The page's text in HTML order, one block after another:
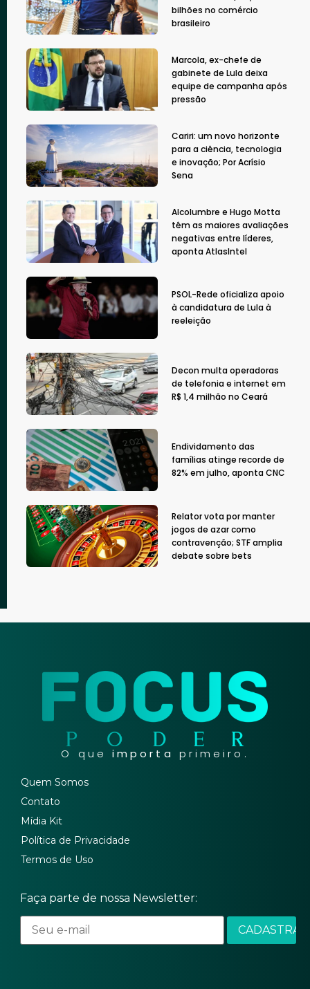
bilhões no comércio
brasileiro
Marcola, ex-chefe de
gabinete de Lula deixa
equipe de campanha após
pressão
Cariri: um novo horizonte
para a ciência, tecnologia
e inovação; Por Acrísio
Sena
Alcolumbre e Hugo Motta
têm as maiores avaliações
negativas entre líderes,
aponta AtlasIntel
PSOL-Rede oficializa apoio
à candidatura de Lula à
reeleição
Decon multa operadoras
de telefonia e internet em
R$ 1,4 milhão no Ceará
Endividamento das
famílias atinge recorde de
82% em julho, aponta CNC
Relator vota por manter
jogos de azar como
contravenção; STF amplia
debate sobre bets
O que importa primeiro.
Quem Somos
Contato
Mídia Kit
Política de Privacidade
Termos de Uso
Faça parte de nossa Newsletter: